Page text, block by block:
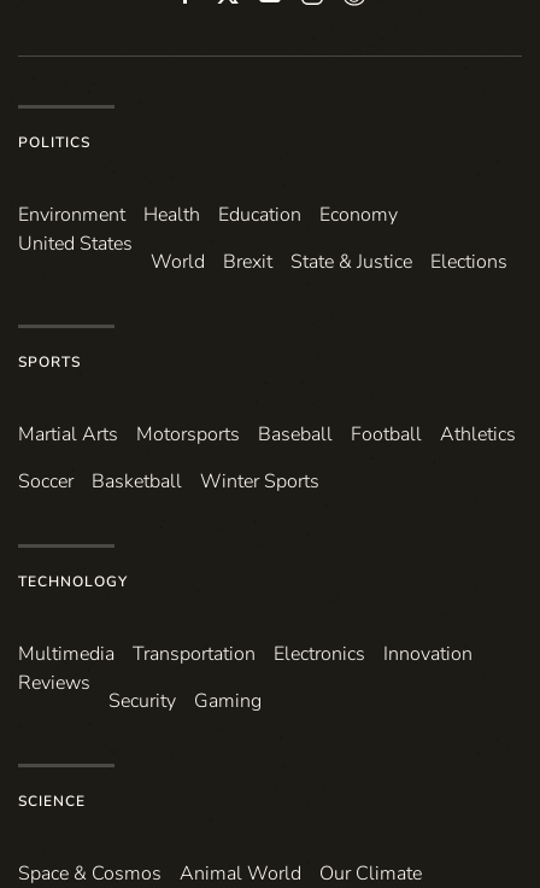
POLITICS
Environ­ment Health Education
Economy
United States
World Brexit State & Justice Elections
SPORTS
Martial Arts Motorsports Baseball Football
Athletics
Soccer
Basketball Winter Sports
TECHNOLOGY
Multimedia Transportation Electronics
Innovation
Reviews
Security Gaming
SCIENCE
Space & Cosmos Animal World
Our Climate